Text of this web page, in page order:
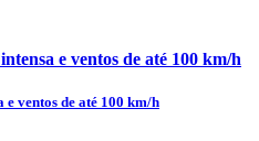
e ventos de até 100 km/h
ventos de até 100 km/h